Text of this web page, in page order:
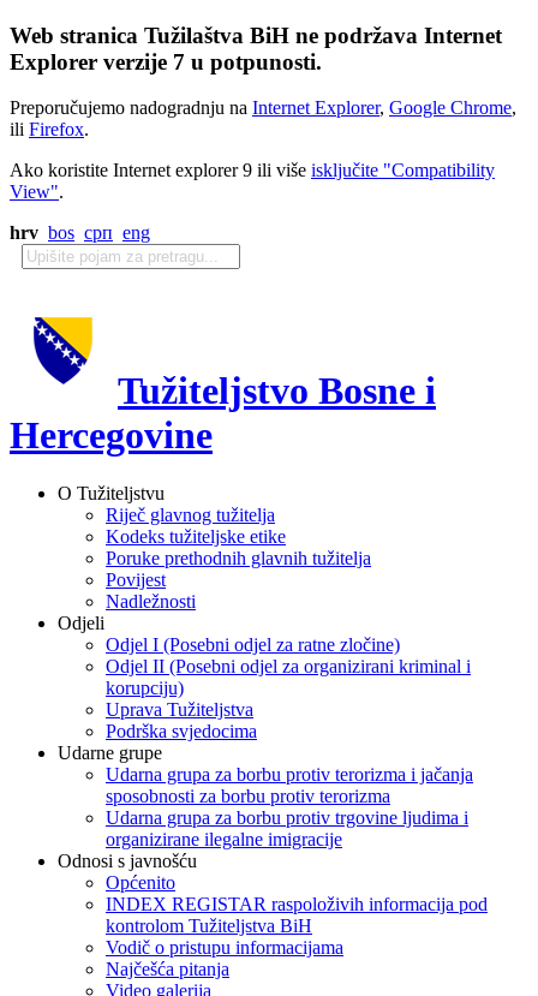
Web stranica Tužilaštva BiH ne podržava Internet
Explorer verzije 7 u potpunosti.
Preporučujemo nadogradnju na Internet Explorer, Google Chrome,
ili Firefox.
Ako koristite Internet explorer 9 ili više isključite "Compatibility
View".
hrv bos срп eng
Tužiteljstvo Bosne i
Hercegovine
O Tužiteljstvu
Riječ glavnog tužitelja
Kodeks tužiteljske etike
Poruke prethodnih glavnih tužitelja
Povijest
Nadležnosti
Odjeli
Odjel I (Posebni odjel za ratne zločine)
Odjel II (Posebni odjel za organizirani kriminal i
korupciju)
Uprava Tužiteljstva
Podrška svjedocima
Udarne grupe
Udarna grupa za borbu protiv terorizma i jačanja
sposobnosti za borbu protiv terorizma
Udarna grupa za borbu protiv trgovine ljudima i
organizirane ilegalne imigracije
Odnosi s javnošću
Općenito
INDEX REGISTAR raspoloživih informacija pod
kontrolom Tužiteljstva BiH
Vodič o pristupu informacijama
Najčešća pitanja
Video galerija